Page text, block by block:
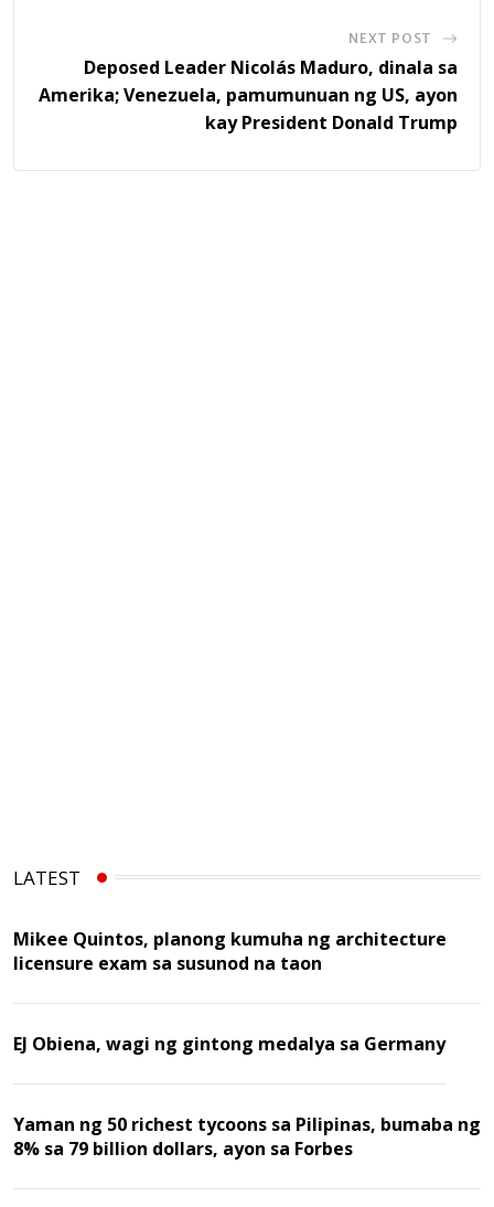
NEXT POST
Deposed Leader Nicolás Maduro, dinala sa
Amerika; Venezuela, pamumunuan ng US, ayon
kay President Donald Trump
LATEST
Mikee Quintos, planong kumuha ng architecture
licensure exam sa susunod na taon
EJ Obiena, wagi ng gintong medalya sa Germany
Yaman ng 50 richest tycoons sa Pilipinas, bumaba ng
8% sa 79 billion dollars, ayon sa Forbes